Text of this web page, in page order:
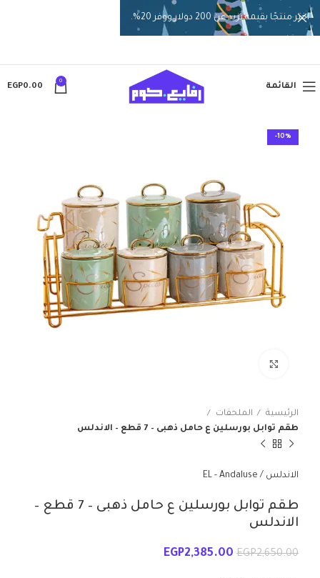
القائمة
0
EGP0.00
-10%
الرئيسية
الملحقات
طقم توابل بورسلين ع حامل ذهبى – 7 قطع – الاندلس
الاندلس / EL - Andaluse
طقم توابل بورسلين ع حامل ذهبى – 7 قطع –
الاندلس
EGP2,650.00
EGP2,385.00
اختر منتجًا بقيمة تزيد عن 200 دولار ووفر 20%.